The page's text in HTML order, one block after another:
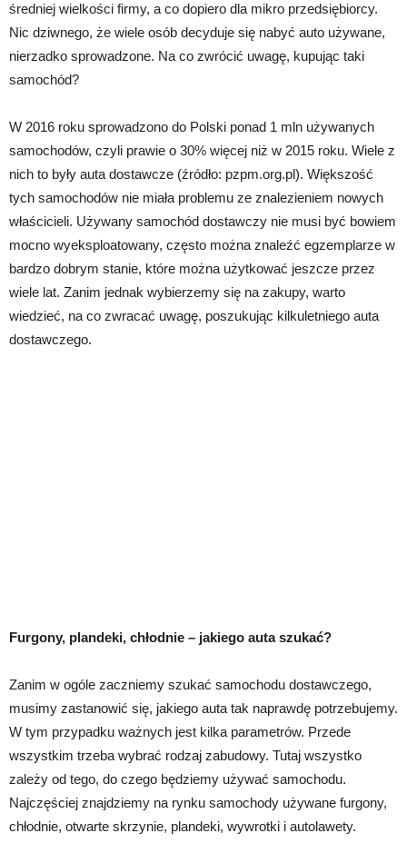
średniej wielkości firmy, a co dopiero dla mikro przedsiębiorcy.
Nic dziwnego, że wiele osób decyduje się nabyć auto używane,
nierzadko sprowadzone. Na co zwrócić uwagę, kupując taki
samochód?
W 2016 roku sprowadzono do Polski ponad 1 mln używanych
samochodów, czyli prawie o 30% więcej niż w 2015 roku. Wiele z
nich to były auta dostawcze (źródło: pzpm.org.pl). Większość
tych samochodów nie miała problemu ze znalezieniem nowych
właścicieli. Używany samochód dostawczy nie musi być bowiem
mocno wyeksploatowany, często można znaleźć egzemplarze w
bardzo dobrym stanie, które można użytkować jeszcze przez
wiele lat. Zanim jednak wybierzemy się na zakupy, warto
wiedzieć, na co zwracać uwagę, poszukując kilkuletniego auta
dostawczego.
Furgony, plandeki, chłodnie – jakiego auta szukać?
Zanim w ogóle zaczniemy szukać samochodu dostawczego,
musimy zastanowić się, jakiego auta tak naprawdę potrzebujemy.
W tym przypadku ważnych jest kilka parametrów. Przede
wszystkim trzeba wybrać rodzaj zabudowy. Tutaj wszystko
zależy od tego, do czego będziemy używać samochodu.
Najczęściej znajdziemy na rynku samochody używane furgony,
chłodnie, otwarte skrzynie, plandeki, wywrotki i autolawety.